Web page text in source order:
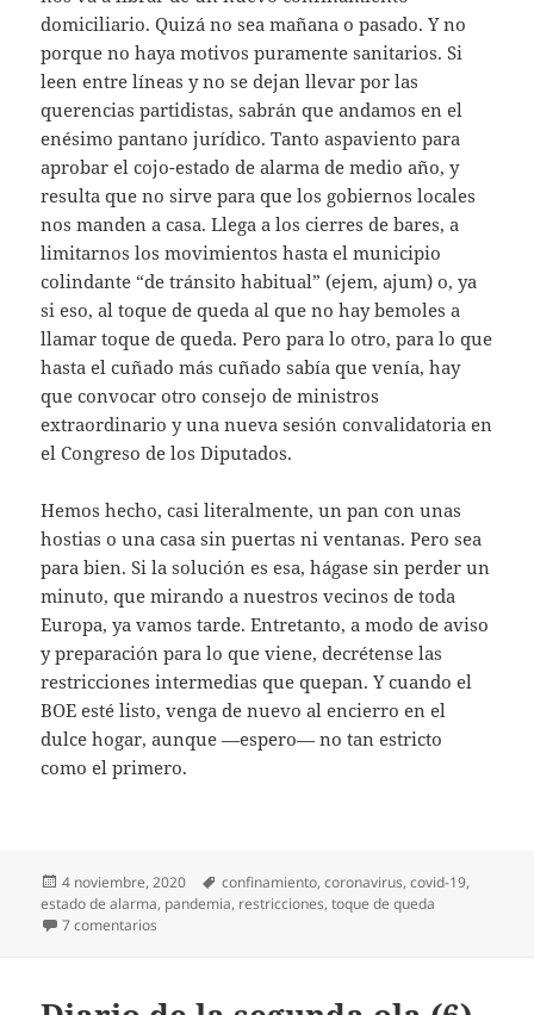
domiciliario. Quizá no sea mañana o pasado. Y no
porque no haya motivos puramente sanitarios. Si
leen entre líneas y no se dejan llevar por las
querencias partidistas, sabrán que andamos en el
enésimo pantano jurídico. Tanto aspaviento para
aprobar el cojo-estado de alarma de medio año, y
resulta que no sirve para que los gobiernos locales
nos manden a casa. Llega a los cierres de bares, a
limitarnos los movimientos hasta el municipio
colindante “de tránsito habitual” (ejem, ajum) o, ya
si eso, al toque de queda al que no hay bemoles a
llamar toque de queda. Pero para lo otro, para lo que
hasta el cuñado más cuñado sabía que venía, hay
que convocar otro consejo de ministros
extraordinario y una nueva sesión convalidatoria en
el Congreso de los Diputados.
Hemos hecho, casi literalmente, un pan con unas
hostias o una casa sin puertas ni ventanas. Pero sea
para bien. Si la solución es esa, hágase sin perder un
minuto, que mirando a nuestros vecinos de toda
Europa, ya vamos tarde. Entretanto, a modo de aviso
y preparación para lo que viene, decrétense las
restricciones intermedias que quepan. Y cuando el
BOE esté listo, venga de nuevo al encierro en el
dulce hogar, aunque —espero— no tan estricto
como el primero.
Publicado
el
4 noviembre, 2020 Etiquetas
confinamiento,coronavirus,covid-19,
estado de alarma, pandemia, restricciones,toque de queda
7 comentarios